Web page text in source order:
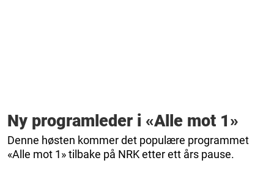
Ny programleder i «Alle mot 1»
Denne høsten kommer det populære programmet
«Alle mot 1» tilbake på NRK etter ett års pause.